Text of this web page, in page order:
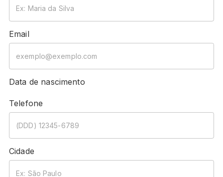
Email
Data de nascimento
Telefone
Cidade